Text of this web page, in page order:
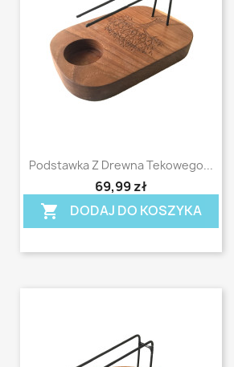
Podstawka Z Drewna Tekowego...
69,99 zł
shopping_cart DODAJ DO KOSZYKA